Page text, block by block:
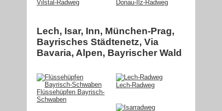
Vilstal-Radweg Donau-Ilz-Radweg
Lech, Isar, Inn, München-Prag,
Bayrisches Städtenetz, Via
Bavaria, Alpen, Bayrischer Wald
Flüssehüpfen Bayrisch-
Schwaben
Lech-Radweg